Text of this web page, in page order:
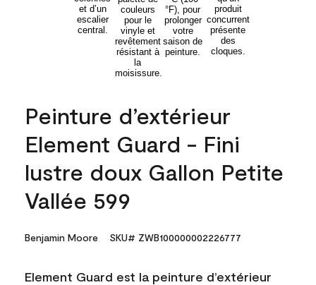
Peinture d’extérieur
Element Guard - Fini
lustre doux Gallon Petite
Vallée 599
Benjamin Moore SKU# ZWB100000002226777
Element Guard est la peinture d’extérieur